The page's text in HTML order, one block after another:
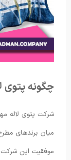
چگونه پتوی
شرکت پتوی لاله
میان برندهای
موفقیت این شرکت،